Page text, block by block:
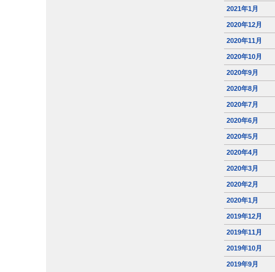
2021年1月
2020年12月
2020年11月
2020年10月
2020年9月
2020年8月
2020年7月
2020年6月
2020年5月
2020年4月
2020年3月
2020年2月
2020年1月
2019年12月
2019年11月
2019年10月
2019年9月